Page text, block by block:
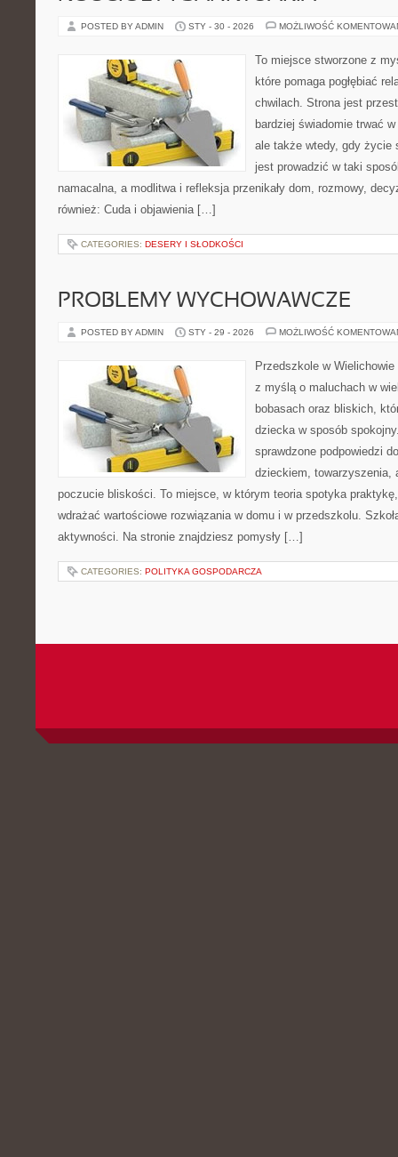
POSTED BY ADMIN STY - 30 - 2026 MOŻLIWOŚĆ
To miejsce stworzone z
które pomaga pogłębiać
chwilach. Strona jest
bardziej świadomie trwać
ale także wtedy, gdy życie
jest prowadzić w taki
namacalna, a modlitwa i refleksja przenikały dom, rozmowy,
również: Cuda i objawienia […]
CATEGORIES: DESERY I SŁODKOŚCI
PROBLEMY WYCHOWAWCZE
POSTED BY ADMIN STY - 29 - 2026 MOŻLIWOŚĆ
Przedszkole w
z myślą o maluchach w
bobasach oraz bliskich,
dziecka w sposób
sprawdzone podpowiedzi
dzieckiem, towarzyszenia,
poczucie bliskości. To miejsce, w którym teoria spotyka
wdrażać wartościowe rozwiązania w domu i w przedszkolu.
aktywności. Na stronie znajdziesz pomysły […]
CATEGORIES: POLITYKA GOSPODARCZA